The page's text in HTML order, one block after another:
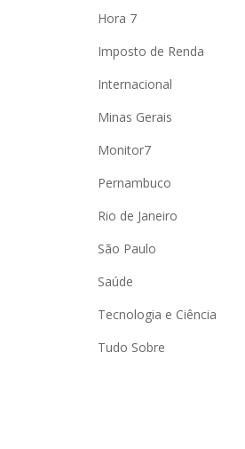
Hora 7
Imposto de Renda
Internacional
Minas Gerais
Monitor7
Pernambuco
Rio de Janeiro
São Paulo
Saúde
Tecnologia e Ciência
Tudo Sobre